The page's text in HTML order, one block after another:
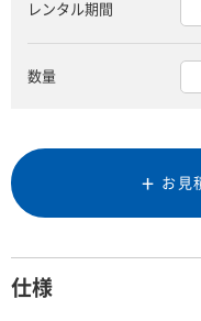
レンタル期間
数量
お見
仕様